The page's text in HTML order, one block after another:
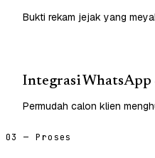
Bukti rekam jejak yang
Integrasi WhatsApp
Permudah calon klien
03 — Proses